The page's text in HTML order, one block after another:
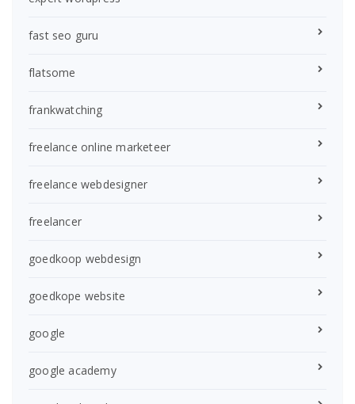
fast seo guru
flatsome
frankwatching
freelance online marketeer
freelance webdesigner
freelancer
goedkoop webdesign
goedkope website
google
google academy